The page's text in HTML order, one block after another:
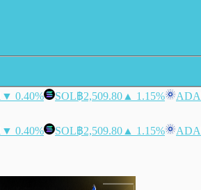
▼ 0.40% SOL฿2,509.80 ▲ 1.15% ADA
▼ 0.40% SOL฿2,509.80 ▲ 1.15% ADA